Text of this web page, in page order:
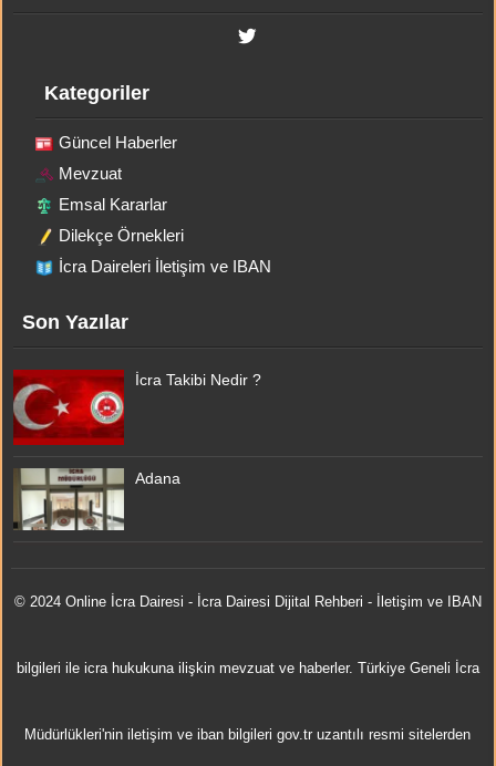
Kategoriler
Güncel Haberler
Mevzuat
Emsal Kararlar
Dilekçe Örnekleri
İcra Daireleri İletişim ve IBAN
Son Yazılar
İcra Takibi Nedir ?
Adana
© 2024 Online İcra Dairesi - İcra Dairesi Dijital Rehberi - İletişim ve IBAN
bilgileri ile icra hukukuna ilişkin mevzuat ve haberler. Türkiye Geneli İcra
Müdürlükleri'nin iletişim ve iban bilgileri gov.tr uzantılı resmi sitelerden